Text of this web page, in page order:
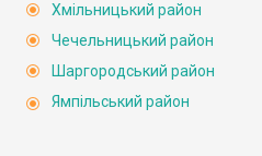
Хмільницький район
Чечельницький район
Шаргородський район
Ямпільський район